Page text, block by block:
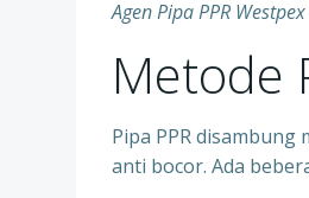
Agen Pipa PPR
Metode
Pipa PPR
anti bocor. Ada